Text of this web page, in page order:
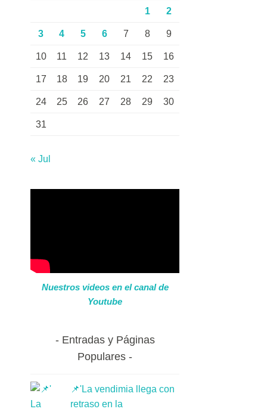
1 2
3 4 5 6 7 8 9
10 11 12 13 14 15 16
17 18 19 20 21 22 23
24 25 26 27 28 29 30
31
« Jul
Nuestros videos en el canal de
Youtube
Entradas y Páginas
Populares
📌'La vendimia llega con
retraso en la